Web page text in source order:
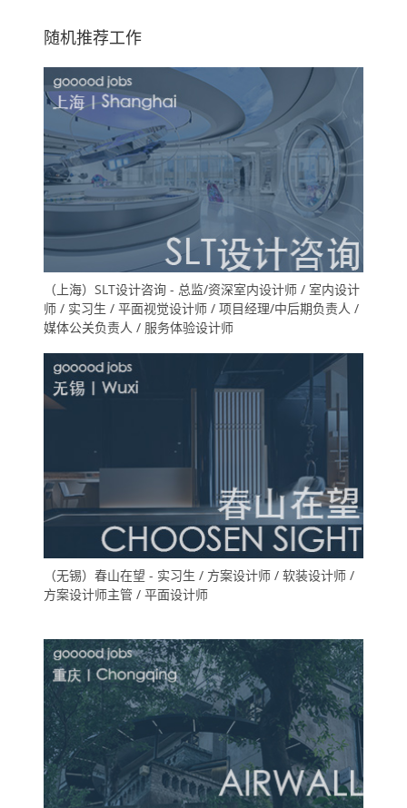
随机推荐工作
（上海）SLT设计咨询 - 总监/资深室内设计师 / 室内设计
师 / 实习生 / 平面视觉设计师 / 项目经理/中后期负责人 /
媒体公关负责人 / 服务体验设计师
（无锡）春山在望 - 实习生 / 方案设计师 / 软装设计师 /
方案设计师主管 / 平面设计师